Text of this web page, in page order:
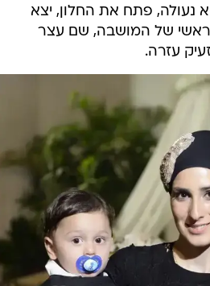
נעולה, פתח את החלון, יצא
של המושבה, שם עצר
עזרה.